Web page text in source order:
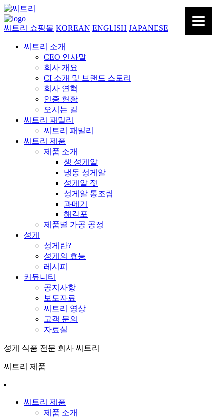
씨트리 쇼핑몰 KOREAN ENGLISH JAPANESE
씨트리 소개
CEO 인사말
회사 개요
CI 소개 및 브랜드 스토리
회사 연혁
인증 현황
오시는 길
씨트리 패밀리
씨트리 패밀리
씨트리 제품
제품 소개
생 성게알
냉동 성게알
성게알 젓
성게알 통조림
과메기
해각포
제품별 가공 공정
성게
성게란?
성게의 효능
레시피
커뮤니티
공지사항
보도자료
씨트리 영상
고객 문의
자료실
성게 식품 전문 회사 씨트리
씨트리 제품
씨트리 제품
제품 소개